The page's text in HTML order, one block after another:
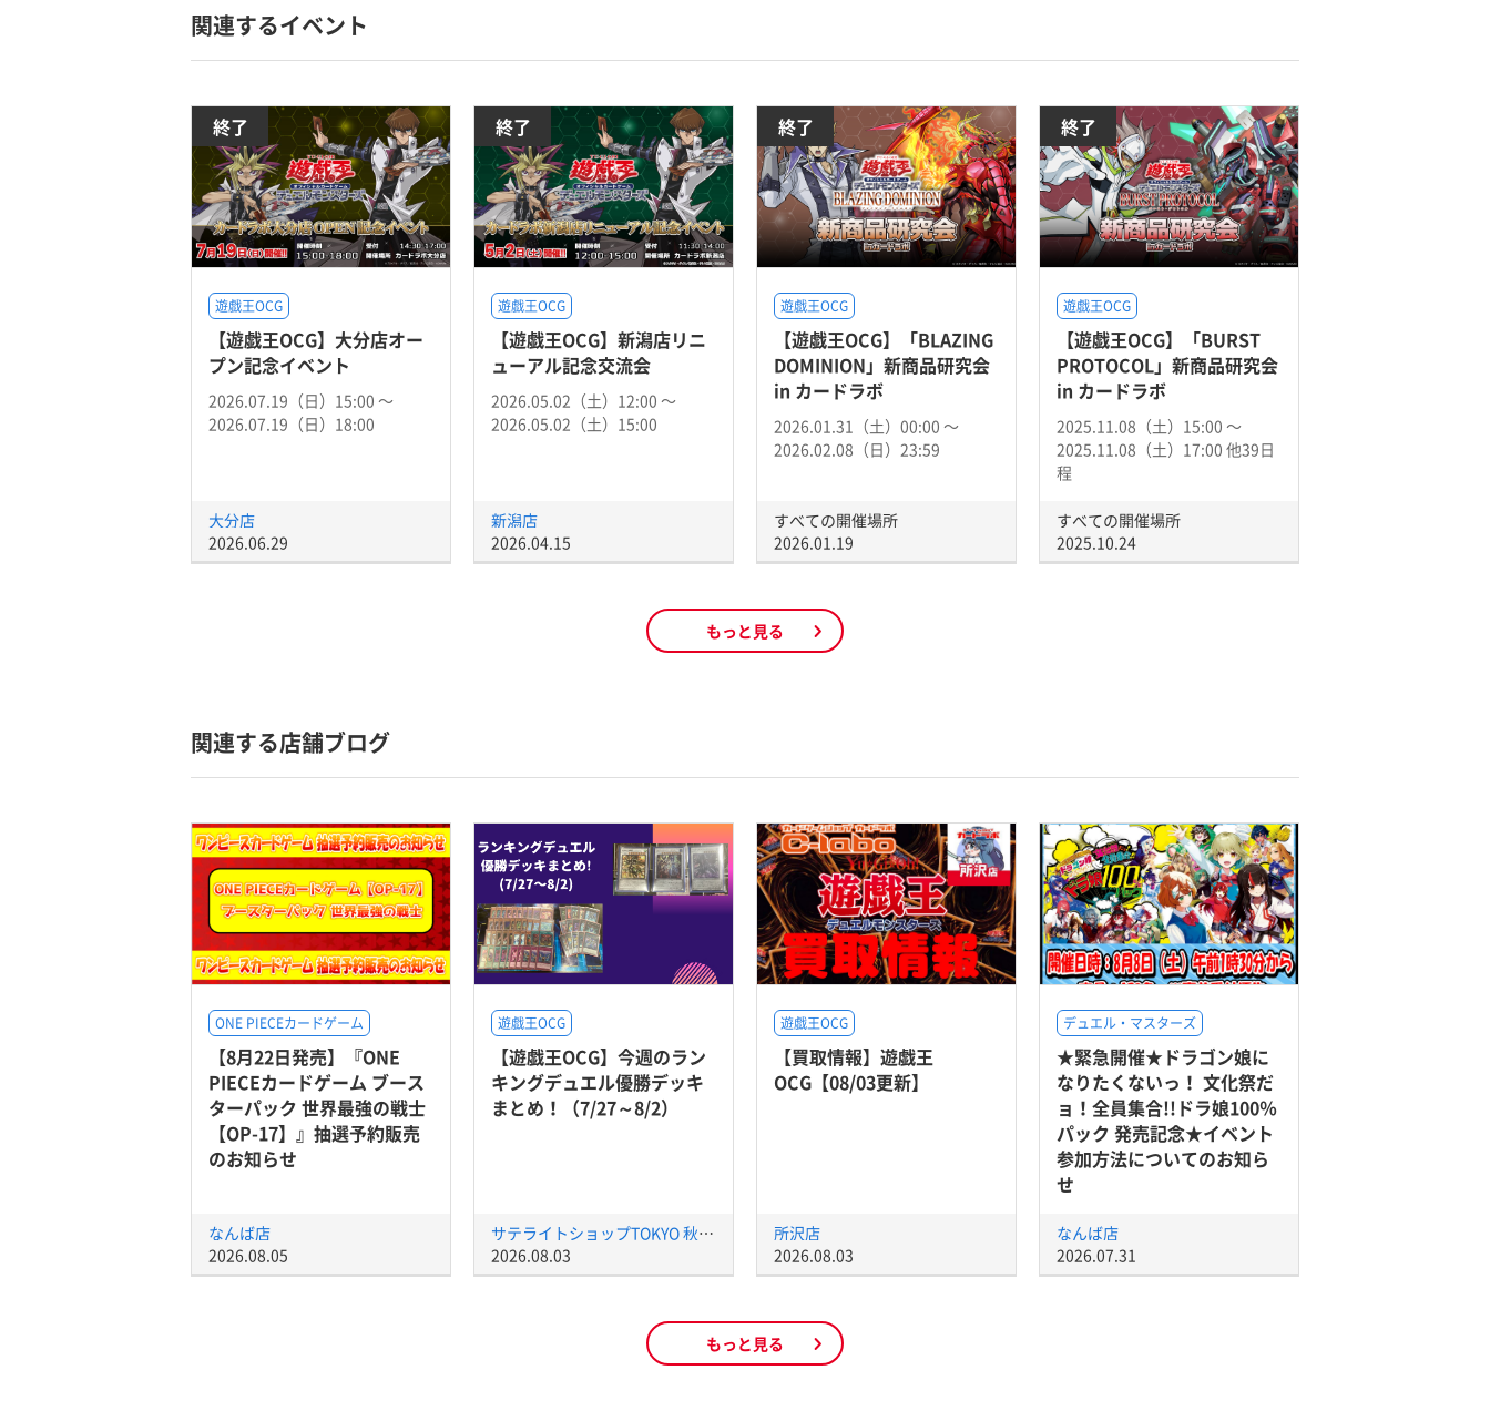
関連するイベント
終了
遊戯王OCG
【遊戯王OCG】大分店オー
プン記念イベント
2026.07.19（日）15:00 〜
2026.07.19（日）18:00
大分店
2026.06.29
終了
遊戯王OCG
【遊戯王OCG】新潟店リニ
ューアル記念交流会
2026.05.02（土）12:00 〜
2026.05.02（土）15:00
新潟店
2026.04.15
終了
遊戯王OCG
【遊戯王OCG】「BLAZING
DOMINION」新商品研究会
in カードラボ
2026.01.31（土）00:00 〜
2026.02.08（日）23:59
すべての開催場所
2026.01.19
終了
遊戯王OCG
【遊戯王OCG】「BURST
PROTOCOL」新商品研究会
in カードラボ
2025.11.08（土）15:00 〜
2025.11.08（土）17:00 他39日
程
すべての開催場所
2025.10.24
もっと見る
関連する店舗ブログ
ONE PIECEカードゲーム
【8月22日発売】『ONE
PIECEカードゲーム ブース
ターパック 世界最強の戦士
【OP-17】』抽選予約販売
のお知らせ
なんば店
2026.08.05
遊戯王OCG
【遊戯王OCG】今週のラン
キングデュエル優勝デッキ
まとめ！（7/27～8/2）
サテライトショップTOKYO 秋葉原店
2026.08.03
遊戯王OCG
【買取情報】遊戯王
OCG【08/03更新】
所沢店
2026.08.03
デュエル・マスターズ
★緊急開催★ドラゴン娘に
なりたくないっ！ 文化祭だ
ョ！全員集合!!ドラ娘100％
パック 発売記念★イベント
参加方法についてのお知ら
せ
なんば店
2026.07.31
もっと見る